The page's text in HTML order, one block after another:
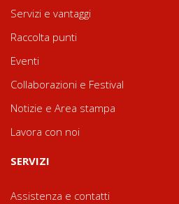
Servizi e vantaggi
Raccolta punti
Eventi
Collaborazioni e Festival
Notizie e Area stampa
Lavora con noi
SERVIZI
Assistenza e contatti